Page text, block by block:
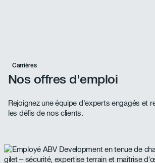
Carrières
Nos offres d'emploi
Rejoignez une équipe d'experts engagés et
les défis de nos clients.